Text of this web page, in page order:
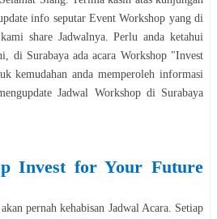
info seputar EventWorkshop yang di
share Jadwalnya. Perlu anda ketahui
di Surabayaada acara Workshop"Invest
kemudahan anda memperoleh informasi
Jadwal Workshopdi Surabaya
Invest for Your Future
pernah kehabisan Jadwal Acara. Setiap